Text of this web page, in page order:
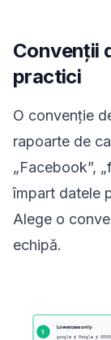
Convenții
practici
O convenție
rapoarte de
„Facebook”,
împart datele
Alege o
echipă.